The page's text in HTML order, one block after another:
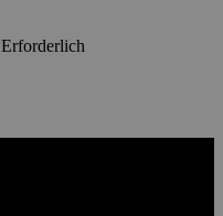
Erforderlich